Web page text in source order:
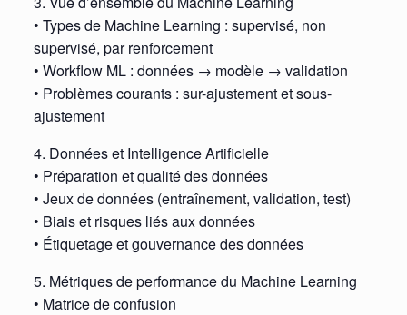
• Types de Machine Learning : supervisé, non
supervisé, par renforcement
• Workflow ML : données → modèle → validation
• Problèmes courants : sur-ajustement et sous-
ajustement
4. Données et Intelligence Artificielle
• Préparation et qualité des données
• Jeux de données (entraînement, validation, test)
• Biais et risques liés aux données
• Étiquetage et gouvernance des données
5. Métriques de performance du Machine Learning
• Matrice de confusion